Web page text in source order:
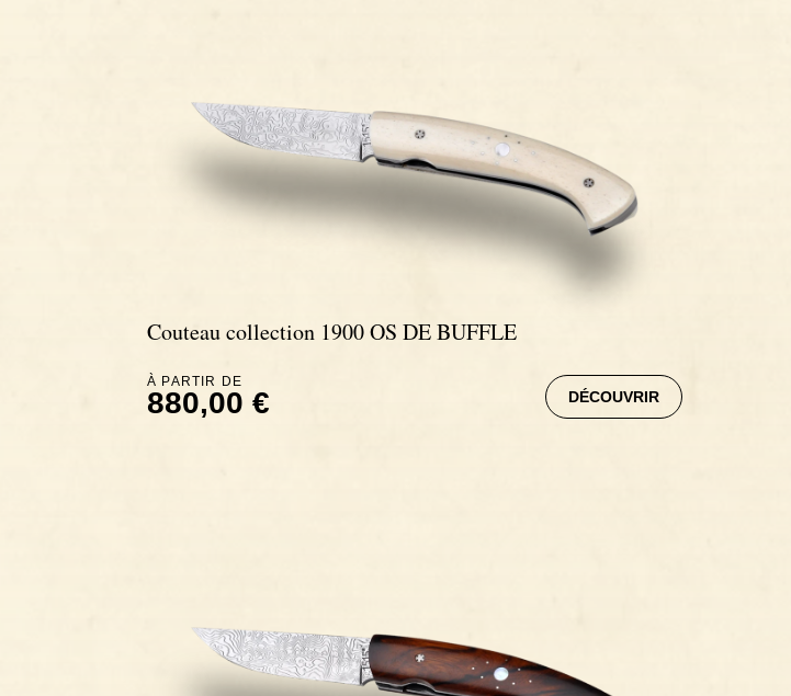
Couteau collection 1900 OS DE BUFFLE
À PARTIR DE
880,00 € DÉCOUVRIR